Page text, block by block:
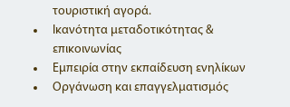
τουριστική αγορά.
Ικανότητα μεταδοτικότητας &
επικοινωνίας
Εμπειρία στην εκπαίδευση ενηλίκων
Οργάνωση και επαγγελματισμός